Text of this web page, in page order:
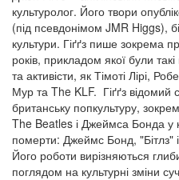
культуролог. Його твори
(під псевдонімом JMR Higgs),
культури. Гіґґз пише зокрема
років, прикладом якої були
та активісти, як Тімоті Лірі,
Мур та The KLF. Гіґґз відомий
британську попкультуру,
The Beatles і Джеймса Бонда у
померти: Джеймс Бонд, "Бітлз"
Його роботи вирізняються
поглядом на культурні зміни